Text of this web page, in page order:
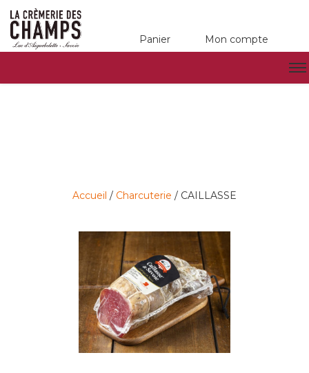
Panier Mon compte
Accueil / Charcuterie / CAILLASSE